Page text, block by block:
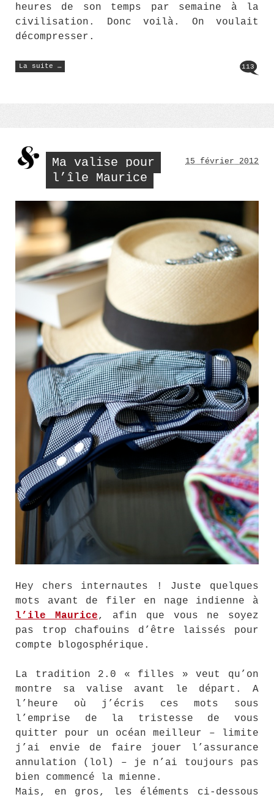
heures de son temps par semaine à la
civilisation. Donc voilà. On voulait
décompresser.
La suite …
« If
we
113
Ma valise pour
l’île Maurice
15 février 2012
Hey chers internautes ! Juste quelques
mots avant de filer en nage indienne à
l’ile Maurice, afin que vous ne soyez
pas trop chafouins d’être laissés pour
compte blogosphérique.
La tradition 2.0 « filles » veut qu’on
montre sa valise avant le départ. A
l’heure où j’écris ces mots sous
l’emprise de la tristesse de vous
quitter pour un océan meilleur – limite
j’ai envie de faire jouer l’assurance
annulation (lol) – je n’ai toujours pas
bien commencé la mienne.
Mais, en gros, les éléments ci-dessous